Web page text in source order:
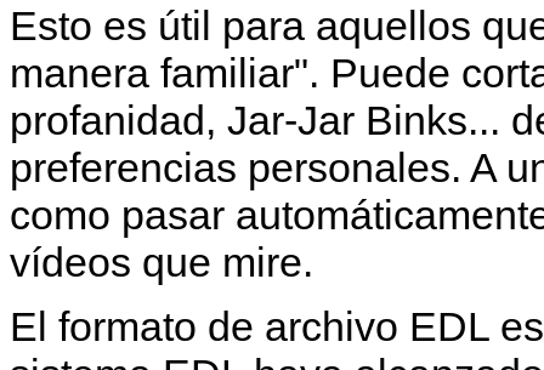
Esto es útil para aquellos
manera familiar". Puede
profanidad, Jar-Jar Binks...
preferencias personales. A
como pasar
vídeos que mire.
El formato de archivo EDL